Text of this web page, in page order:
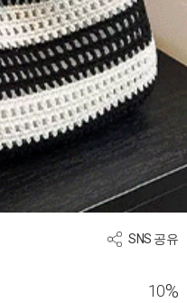
SNS 공유
10%